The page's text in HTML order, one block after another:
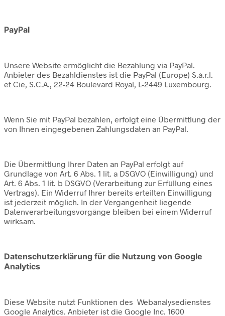
PayPal
Unsere Website ermöglicht die Bezahlung via PayPal.
Anbieter des Bezahldienstes ist die PayPal (Europe) S.à.r.l.
et Cie, S.C.A., 22-24 Boulevard Royal, L-2449 Luxembourg.
Wenn Sie mit PayPal bezahlen, erfolgt eine Übermittlung der
von Ihnen eingegebenen Zahlungsdaten an PayPal.
Die Übermittlung Ihrer Daten an PayPal erfolgt auf
Grundlage von Art. 6 Abs. 1 lit. a DSGVO (Einwilligung) und
Art. 6 Abs. 1 lit. b DSGVO (Verarbeitung zur Erfüllung eines
Vertrags). Ein Widerruf Ihrer bereits erteilten Einwilligung
ist jederzeit möglich. In der Vergangenheit liegende
Datenverarbeitungsvorgänge bleiben bei einem Widerruf
wirksam.
Datenschutzerklärung für die Nutzung von Google
Analytics
Diese Website nutzt Funktionen des Webanalysedienstes
Google Analytics. Anbieter ist die Google Inc. 1600